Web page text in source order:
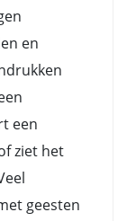
en
een
ziet het
geesten